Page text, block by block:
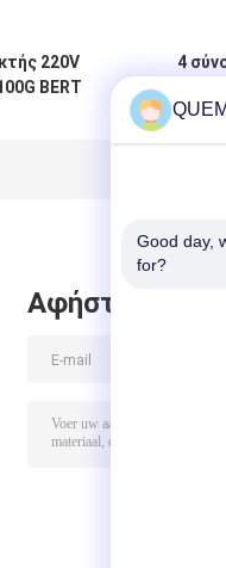
220V
BERT
4
καναλιών
μετρητής
Αφήστε μήνυμα
QUEM
Good day,
for?